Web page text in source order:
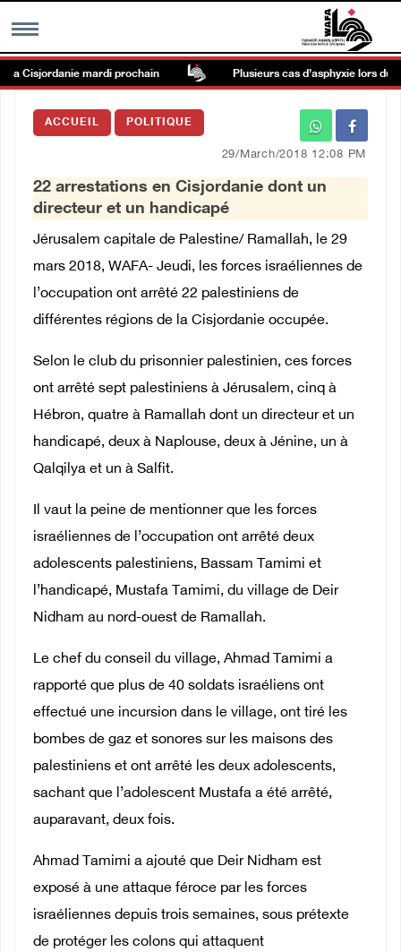
MENU
Galerie d’images
Centre palestinien
العربية
English
Cisjordanie mardi prochain Plusieurs cas d’asphyxie lors du
ACCUEIL POLITIQUE
29/March/2018 12:08 PM
22 arrestations en Cisjordanie dont un
directeur et un handicapé
Jérusalem capitale de Palestine/ Ramallah, le 29
mars 2018, WAFA- Jeudi, les forces israéliennes de
l’occupation ont arrêté 22 palestiniens de
différentes régions de la Cisjordanie occupée.
Selon le club du prisonnier palestinien, ces forces
ont arrêté sept palestiniens à Jérusalem, cinq à
Hébron, quatre à Ramallah dont un directeur et un
handicapé, deux à Naplouse, deux à Jénine, un à
Qalqilya et un à Salfit.
Il vaut la peine de mentionner que les forces
israéliennes de l’occupation ont arrêté deux
adolescents palestiniens, Bassam Tamimi et
l’handicapé, Mustafa Tamimi, du village de Deir
Nidham au nord-ouest de Ramallah.
Le chef du conseil du village, Ahmad Tamimi a
rapporté que plus de 40 soldats israéliens ont
effectué une incursion dans le village, ont tiré les
bombes de gaz et sonores sur les maisons des
palestiniens et ont arrêté les deux adolescents,
sachant que l’adolescent Mustafa a été arrêté,
auparavant, deux fois.
Ahmad Tamimi a ajouté que Deir Nidham est
exposé à une attaque féroce par les forces
israéliennes depuis trois semaines, sous prétexte
de protéger les colons qui attaquent